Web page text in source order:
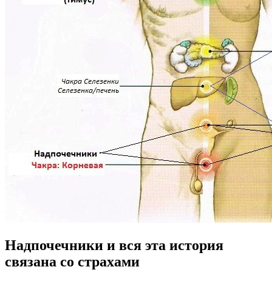
Надпочечники и вся эта история
связана со страхами